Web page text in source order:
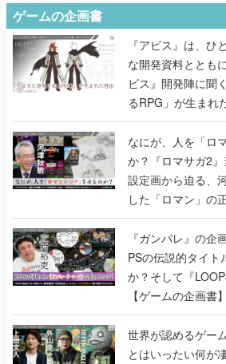
ゲームの企画書
『アビス』は、
な開発資料ととも
ビス』開発陣に聞
るRPG」が生まれ
書】
なにが、人を「ロ
か？『ロマサガ2
設定画から迫る、
した「ロマン」の
書】
『ガンパレ』の
PSの伝説的タイト
か？そして『
【ゲームの企画書】
世界が認めるゲー
とはいったい何が